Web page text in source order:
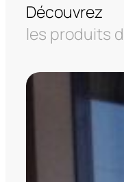
Découvrez
les produits